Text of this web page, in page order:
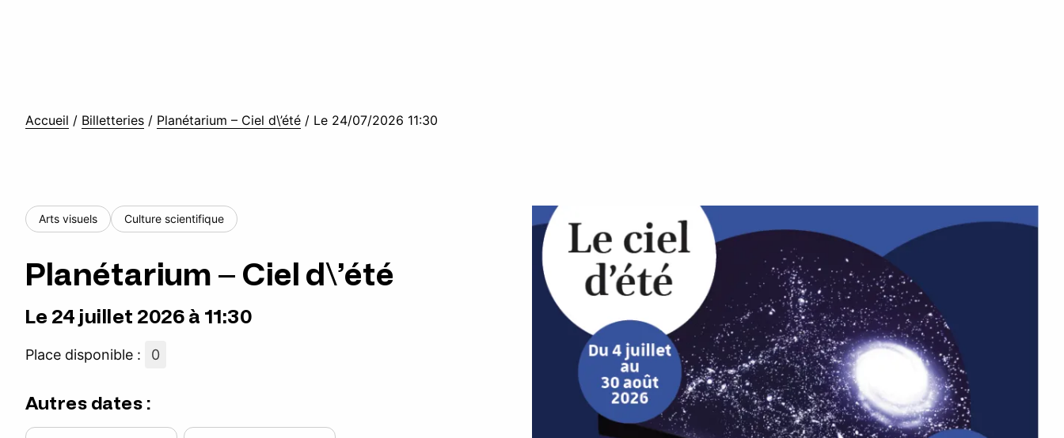
Accueil / Billetteries / Planétarium – Ciel d\’été / Le 24/07/2026 11:30
Arts visuels Culture scientifique
Planétarium – Ciel d\’été
Le 24 juillet 2026 à 11:30
Place disponible : 0
Autres dates :